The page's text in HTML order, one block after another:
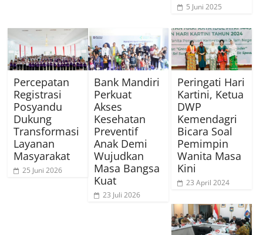
5 Juni 2025
Percepatan
Registrasi
Posyandu
Dukung
Transformasi
Layanan
Masyarakat
25 Juni 2026
Bank Mandiri
Perkuat
Akses
Kesehatan
Preventif
Anak Demi
Wujudkan
Masa Bangsa
Kuat
23 Juli 2026
Peringati Hari
Kartini, Ketua
DWP
Kemendagri
Bicara Soal
Pemimpin
Wanita Masa
Kini
23 April 2024